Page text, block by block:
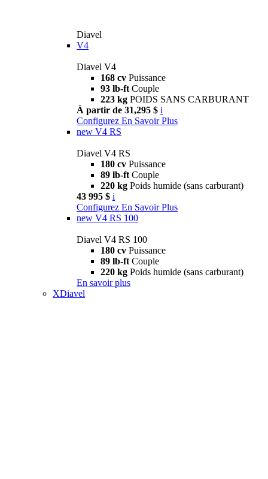
Diavel
V4
Diavel V4
168 cv Puissance
93 lb-ft Couple
223 kg POIDS SANS CARBURANT
À partir de 31,295 $ i
Configurez En Savoir Plus
new V4 RS
Diavel V4 RS
180 cv Puissance
89 lb-ft Couple
220 kg Poids humide (sans carburant)
43 995 $ i
Configurez En Savoir Plus
new V4 RS 100
Diavel V4 RS 100
180 cv Puissance
89 lb-ft Couple
220 kg Poids humide (sans carburant)
En savoir plus
XDiavel